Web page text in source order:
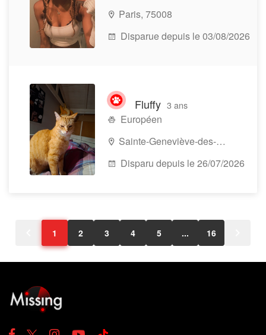
Paris, 75008
Disparue depuis le 03/08/2026
Fluffy 3 ans
Européen
Sainte-Geneviève-des-Bois, 91700
Disparu depuis le 26/07/2026
1 2 3 4 5 ... 16